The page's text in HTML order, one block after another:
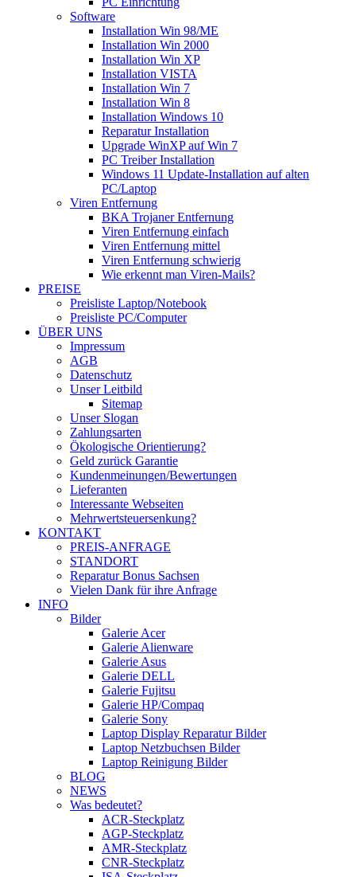
Software
Installation Win 98/ME
Installation Win 2000
Installation Win XP
Installation VISTA
Installation Win 7
Installation Win 8
Installation Windows 10
Reparatur Installation
Upgrade WinXP auf Win 7
PC Treiber Installation
Windows 11 Update-Installation auf alten
PC/Laptop
Viren Entfernung
BKA Trojaner Entfernung
Viren Entfernung einfach
Viren Entfernung mittel
Viren Entfernung schwierig
Wie erkennt man Viren-Mails?
PREISE
Preisliste Laptop/Notebook
Preisliste PC/Computer
ÜBER UNS
Impressum
AGB
Datenschutz
Unser Leitbild
Sitemap
Unser Slogan
Zahlungsarten
Ökologische Orientierung?
Geld zurück Garantie
Kundenmeinungen/Bewertungen
Lieferanten
Interessante Webseiten
Mehrwertsteuersenkung?
KONTAKT
PREIS-ANFRAGE
STANDORT
Reparatur Bonus Sachsen
Vielen Dank für ihre Anfrage
INFO
Bilder
Galerie Acer
Galerie Alienware
Galerie Asus
Galerie DELL
Galerie Fujitsu
Galerie HP/Compaq
Galerie Sony
Laptop Display Reparatur Bilder
Laptop Netzbuchsen Bilder
Laptop Reinigung Bilder
BLOG
NEWS
Was bedeutet?
ACR-Steckplatz
AGP-Steckplatz
AMR-Steckplatz
CNR-Steckplatz